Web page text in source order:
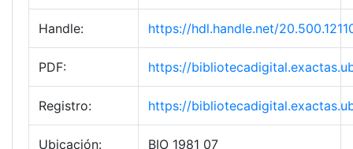
Handle: https://hdl.handle.net/
PDF: https://
Registro: https://
Ubicación: BIO 1981 07